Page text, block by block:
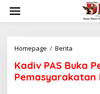
content
Homepage / Berita
Buka
Pekan
Olahraga
Kadiv PAS Buka
Pemasyarakatan